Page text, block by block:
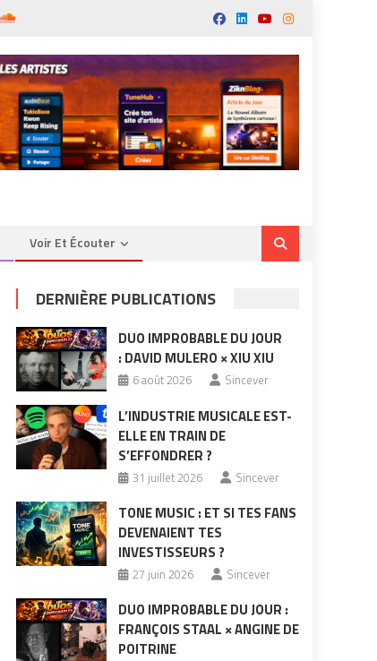
Voir Et Écouter
DERNIÈRE PUBLICATIONS
DUO IMPROBABLE DU JOUR
: DAVID MULERO × XIU XIU
6 août 2026 Sincever
L’INDUSTRIE MUSICALE EST-
ELLE EN TRAIN DE
S’EFFONDRER ?
31 juillet 2026 Sincever
TONE MUSIC : ET SI TES FANS
DEVENAIENT TES
INVESTISSEURS ?
27 juin 2026 Sincever
DUO IMPROBABLE DU JOUR :
FRANÇOIS STAAL × ANGINE DE
POITRINE